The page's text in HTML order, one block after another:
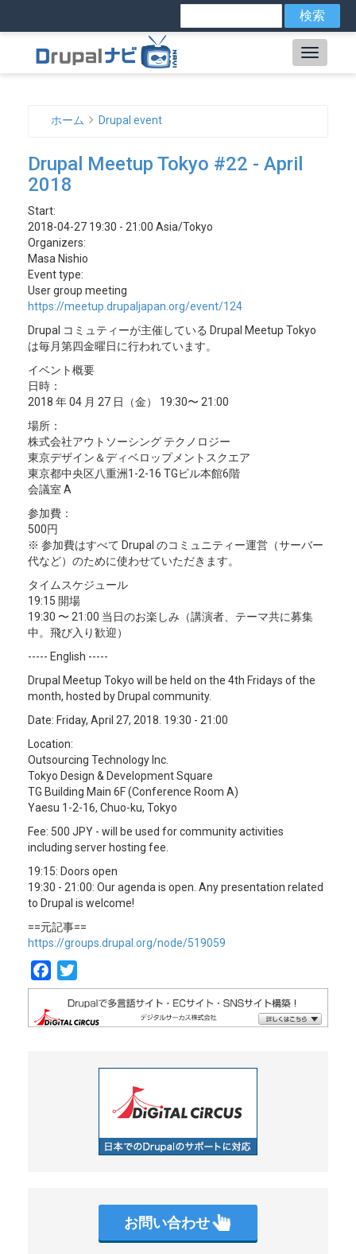
メ
イ
移
検
Main
ン
く
ず
ホーム Drupal event
Drupal Meetup Tokyo #22 - April
2018
Start:
2018-04-27 19:30 - 21:00 Asia/Tokyo
Organizers:
Masa Nishio
Event type:
User group meeting
https://meetup.drupaljapan.org/event/124
Drupal コミュティーが主催している Drupal Meetup Tokyo
は毎月第四金曜日に行われています。
イベント概要
日時：
2018 年 04 月 27 日（金） 19:30〜 21:00
場所：
株式会社アウトソーシング テクノロジー
東京デザイン＆ディベロップメントスクエア
東京都中央区八重洲1-2-16 TGビル本館6階
会議室 A
参加費：
500円
※ 参加費はすべて Drupal のコミュニティー運営（サーバー
代など）のために使わせていただきます。
タイムスケジュール
19:15 開場
19:30 〜 21:00 当日のお楽しみ（講演者、テーマ共に募集
中。飛び入り歓迎）
----- English -----
Drupal Meetup Tokyo will be held on the 4th Fridays of the
month, hosted by Drupal community.
Date: Friday, April 27, 2018. 19:30 - 21:00
Location:
Outsourcing Technology Inc.
Tokyo Design & Development Square
TG Building Main 6F (Conference Room A)
Yaesu 1-2-16, Chuo-ku, Tokyo
Fee: 500 JPY - will be used for community activities
including server hosting fee.
19:15: Doors open
19:30 - 21:00: Our agenda is open. Any presentation related
to Drupal is welcome!
==元記事==
https://groups.drupal.org/node/519059
a
e
w
i
t
お問い合わせ